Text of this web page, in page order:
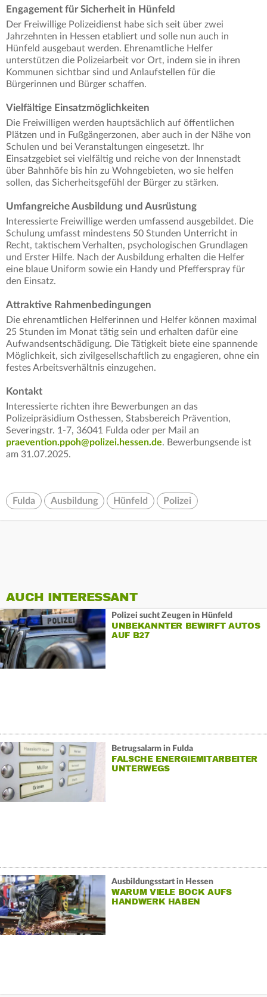
Engagement für Sicherheit in Hünfeld
Der Freiwillige Polizeidienst habe sich seit über zwei
Jahrzehnten in Hessen etabliert und solle nun auch in
Hünfeld ausgebaut werden. Ehrenamtliche Helfer
unterstützen die Polizeiarbeit vor Ort, indem sie in ihren
Kommunen sichtbar sind und Anlaufstellen für die
Bürgerinnen und Bürger schaffen.
Vielfältige Einsatzmöglichkeiten
Die Freiwilligen werden hauptsächlich auf öffentlichen
Plätzen und in Fußgängerzonen, aber auch in der Nähe von
Schulen und bei Veranstaltungen eingesetzt. Ihr
Einsatzgebiet sei vielfältig und reiche von der Innenstadt
über Bahnhöfe bis hin zu Wohngebieten, wo sie helfen
sollen, das Sicherheitsgefühl der Bürger zu stärken.
Umfangreiche Ausbildung und Ausrüstung
Interessierte Freiwillige werden umfassend ausgebildet. Die
Schulung umfasst mindestens 50 Stunden Unterricht in
Recht, taktischem Verhalten, psychologischen Grundlagen
und Erster Hilfe. Nach der Ausbildung erhalten die Helfer
eine blaue Uniform sowie ein Handy und Pfefferspray für
den Einsatz.
Attraktive Rahmenbedingungen
Die ehrenamtlichen Helferinnen und Helfer können maximal
25 Stunden im Monat tätig sein und erhalten dafür eine
Aufwandsentschädigung. Die Tätigkeit biete eine spannende
Möglichkeit, sich zivilgesellschaftlich zu engagieren, ohne ein
festes Arbeitsverhältnis einzugehen.
Kontakt
Interessierte richten ihre Bewerbungen an das
Polizeipräsidium Osthessen, Stabsbereich Prävention,
Severingstr. 1-7, 36041 Fulda oder per Mail an
praevention.ppoh@polizei.hessen.de. Bewerbungsende ist
am 31.07.2025.
Fulda Ausbildung Hünfeld Polizei
AUCH INTERESSANT
Polizei sucht Zeugen in Hünfeld
UNBEKANNTER BEWIRFT AUTOS
AUF B27
Betrugsalarm in Fulda
FALSCHE ENERGIEMITARBEITER
UNTERWEGS
Ausbildungsstart in Hessen
WARUM VIELE BOCK AUFS
HANDWERK HABEN